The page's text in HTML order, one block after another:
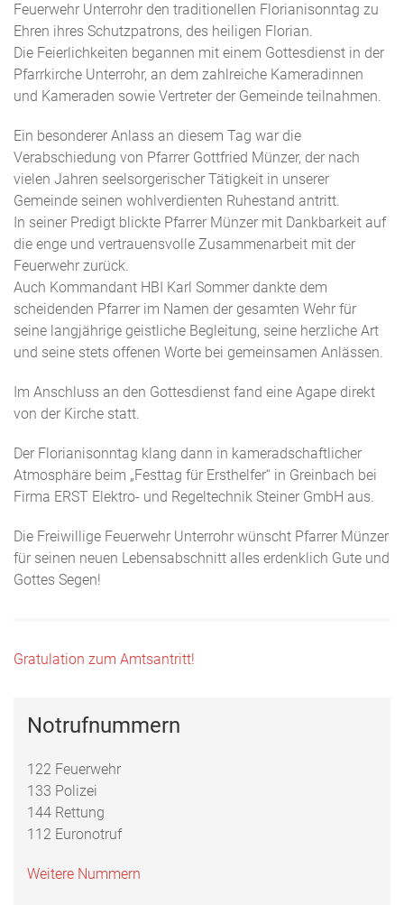
Feuerwehr Unterrohr den traditionellen Florianisonntag zu
Ehren ihres Schutzpatrons, des heiligen Florian.
Die Feierlichkeiten begannen mit einem Gottesdienst in der
Pfarrkirche Unterrohr, an dem zahlreiche Kameradinnen
und Kameraden sowie Vertreter der Gemeinde teilnahmen.
Ein besonderer Anlass an diesem Tag war die
Verabschiedung von Pfarrer Gottfried Münzer, der nach
vielen Jahren seelsorgerischer Tätigkeit in unserer
Gemeinde seinen wohlverdienten Ruhestand antritt.
In seiner Predigt blickte Pfarrer Münzer mit Dankbarkeit auf
die enge und vertrauensvolle Zusammenarbeit mit der
Feuerwehr zurück.
Auch Kommandant HBI Karl Sommer dankte dem
scheidenden Pfarrer im Namen der gesamten Wehr für
seine langjährige geistliche Begleitung, seine herzliche Art
und seine stets offenen Worte bei gemeinsamen Anlässen.
Im Anschluss an den Gottesdienst fand eine Agape direkt
von der Kirche statt.
Der Florianisonntag klang dann in kameradschaftlicher
Atmosphäre beim „Festtag für Ersthelfer“ in Greinbach bei
Firma ERST Elektro- und Regeltechnik Steiner GmbH aus.
Die Freiwillige Feuerwehr Unterrohr wünscht Pfarrer Münzer
für seinen neuen Lebensabschnitt alles erdenklich Gute und
Gottes Segen!
Beitragsnavigation
Gratulation zum Amtsantritt!
Notrufnummern
122 Feuerwehr
133 Polizei
144 Rettung
112 Euronotruf
Weitere Nummern